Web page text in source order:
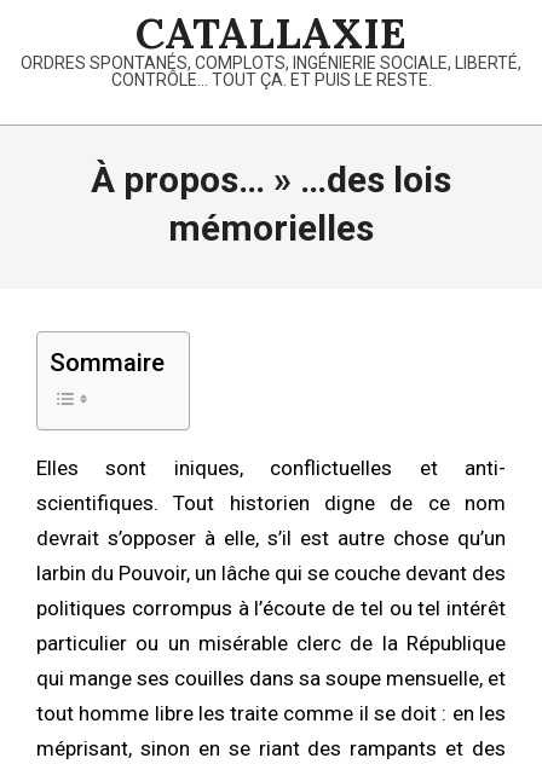
content
CATALLAXIE
ORDRES SPONTANÉS, COMPLOTS, INGÉNIERIE SOCIALE, LIBERTÉ,
CONTRÔLE… TOUT ÇA. ET PUIS LE RESTE.
Primary
À propos… » …des lois
mémorielles
Sommaire
Elles sont iniques, conflictuelles et anti-
scientifiques. Tout historien digne de ce nom
devrait s’opposer à elle, s’il est autre chose qu’un
larbin du Pouvoir, un lâche qui se couche devant des
politiques corrompus à l’écoute de tel ou tel intérêt
particulier ou un misérable clerc de la République
qui mange ses couilles dans sa soupe mensuelle, et
tout homme libre les traite comme il se doit : en les
méprisant, sinon en se riant des rampants et des